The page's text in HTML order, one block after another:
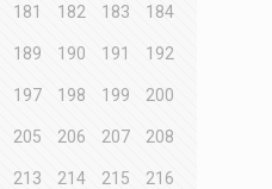
181 182 183 184
189 190 191 192
197 198 199 200
205 206 207 208
213 214 215 216